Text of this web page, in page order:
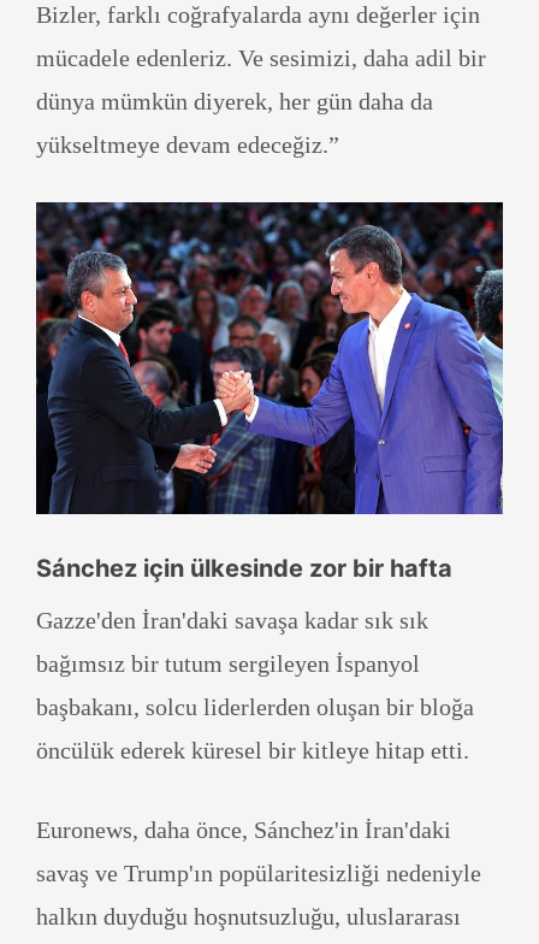
Bizler, farklı coğrafyalarda aynı değerler için
mücadele edenleriz. Ve sesimizi, daha adil bir
dünya mümkün diyerek, her gün daha da
yükseltmeye devam edeceğiz.”
Sánchez için ülkesinde zor bir hafta
Gazze'den İran'daki savaşa kadar sık sık
bağımsız bir tutum sergileyen İspanyol
başbakanı, solcu liderlerden oluşan bir bloğa
öncülük ederek küresel bir kitleye hitap etti.
Euronews, daha önce, Sánchez'in İran'daki
savaş ve Trump'ın popülaritesizliği nedeniyle
halkın duyduğu hoşnutsuzluğu, uluslararası